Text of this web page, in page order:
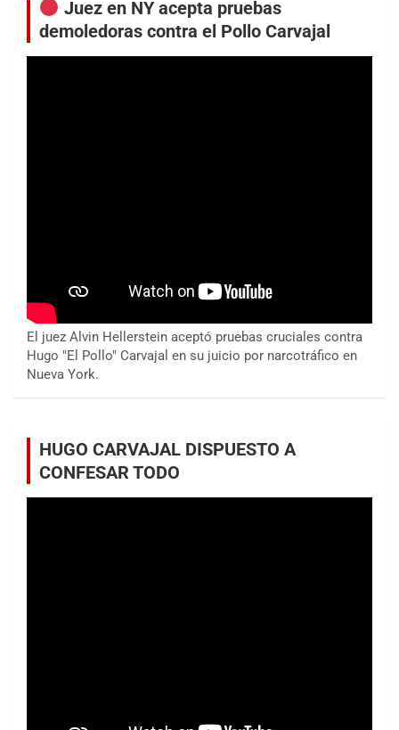
Juez en NY acepta pruebas
demoledoras contra el Pollo Carvajal
El juez Alvin Hellerstein aceptó pruebas cruciales contra
Hugo "El Pollo" Carvajal en su juicio por narcotráfico en
Nueva York.
HUGO CARVAJAL DISPUESTO A
CONFESAR TODO